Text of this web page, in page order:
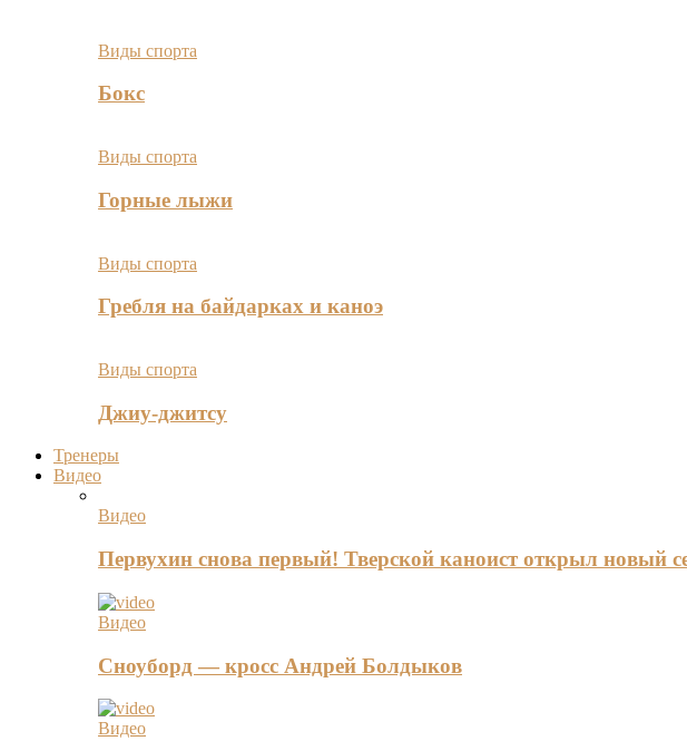
Виды спорта
Бокс
Виды спорта
Горные лыжи
Виды спорта
Гребля на байдарках и каноэ
Виды спорта
Джиу-джитсу
Тренеры
Видео
Видео
Первухин снова первый! Тверской каноист открыл новый
Видео
Сноуборд — кросс Андрей Болдыков
Видео